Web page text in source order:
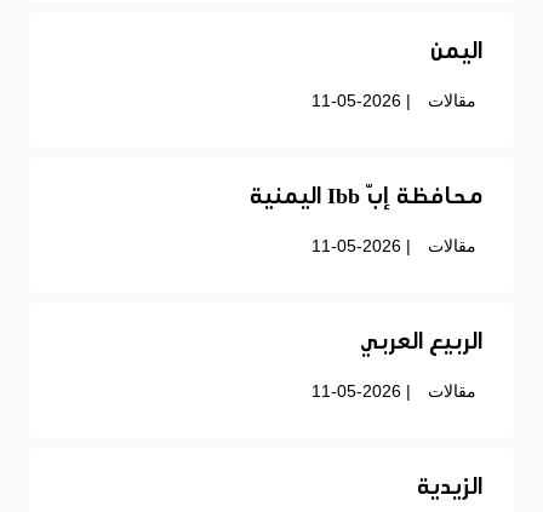
اليمن
مقالات | 11-05-2026
محافظة إبّ Ibb اليمنية
مقالات | 11-05-2026
الربيع العربي
مقالات | 11-05-2026
الزيدية